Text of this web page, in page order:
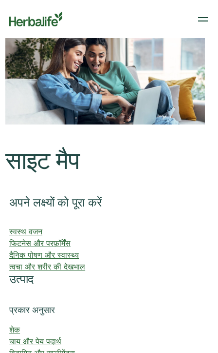
साइट मैप
अपने लक्ष्यों को पूरा करें
स्वस्थ वजन
फिटनेस और परफ़ॉर्मेंस
दैनिक पोषण और स्वास्थ्य
त्वचा और शरीर की देखभाल
उत्पाद
प्रकार अनुसार
शेक
चाय और पेय पदार्थ